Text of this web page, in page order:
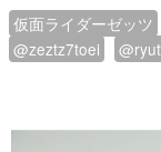
仮面ライダーゼッツ
@zeztz7toei